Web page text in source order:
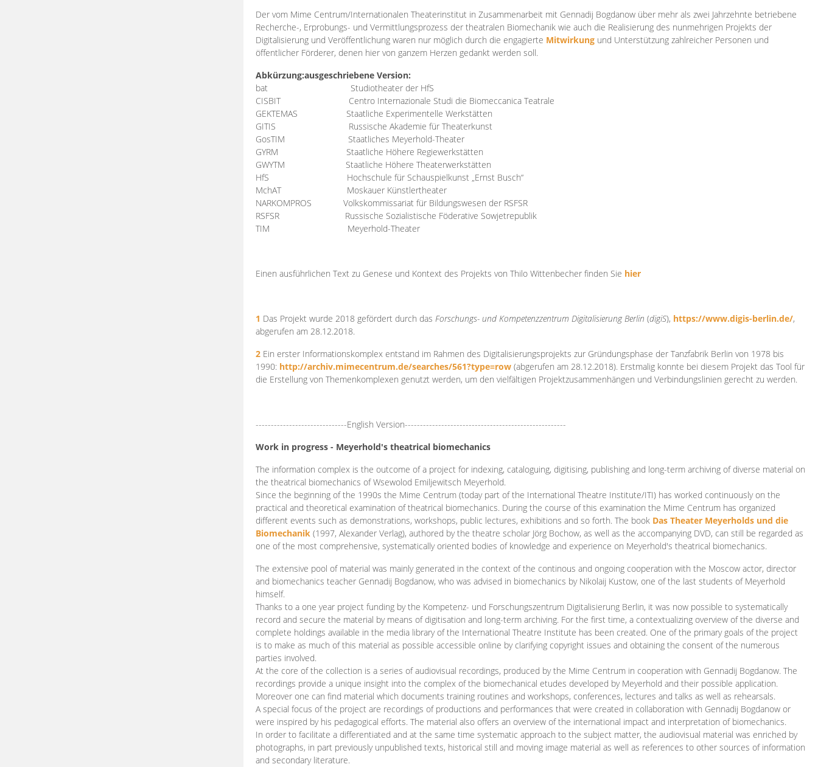
Der vom Mime Centrum/Internationalen Theaterinstitut in Zusammenarbeit mit Gennadij Bogdanow über mehr als zwei Jahrzehnte betriebene
Recherche-, Erprobungs- und Vermittlungsprozess der theatralen Biomechanik wie auch die Realisierung des nunmehrigen Projekts der
Digitalisierung und Veröffentlichung waren nur möglich durch die engagierte Mitwirkung und Unterstützung zahlreicher Personen und
öffentlicher Förderer, denen hier von ganzem Herzen gedankt werden soll.
Abkürzung:ausgeschriebene Version:
bat
Studiotheater der HfS
CISBIT
Centro Internazionale Studi die Biomeccanica Teatrale
GEKTEMAS
Staatliche Experimentelle Werkstätten
GITIS
Russische Akademie für Theaterkunst
GosTIM
Staatliches Meyerhold-Theater
GYRM
Staatliche Höhere Regiewerkstätten
GWYTM
Staatliche Höhere Theaterwerkstätten
HfS
Hochschule für Schauspielkunst „Ernst Busch“
MchAT
Moskauer Künstlertheater
NARKOMPROS
Volkskommissariat für Bildungswesen der RSFSR
RSFSR
Russische Sozialistische Föderative Sowjetrepublik
TIM Meyerhold-Theater
Einen ausführlichen Text zu Genese und Kontext des Projekts von Thilo Wittenbecher finden Sie hier
1 Das Projekt wurde 2018 gefördert durch das Forschungs- und Kompetenzzentrum DigitalisierungBerlin (digiS), https://www.digis-berlin.de/,
abgerufen am 28.12.2018.
2 Ein erster Informationskomplex entstand im Rahmen des Digitalisierungsprojekts zur Gründungsphase der Tanzfabrik Berlin von 1978 bis
1990: http://archiv.mimecentrum.de/searches/561?type=row (abgerufen am 28.12.2018). Erstmalig konnte bei diesem Projekt das Tool für
die Erstellung von Themenkomplexen genutzt werden, um den vielfältigen Projektzusammenhängen und Verbindungslinien gerecht zu werden.
------------------------------English Version-----------------------------------------------------
Work in progress - Meyerhold's theatrical biomechanics
The information complex is the outcome of a project for indexing, cataloguing, digitising, publishing and long-term archiving of diverse material on
the theatrical biomechanics of Wsewolod Emiljewitsch Meyerhold.
Since the beginning of the 1990s the Mime Centrum (today part of the International Theatre Institute/ITI) has worked continuously on the
practical and theoretical examination of theatrical biomechanics. During the course of this examination the Mime Centrum has organized
different events such as demonstrations, workshops, public lectures, exhibitions and so forth. The book Das Theater Meyerholds und die
Biomechanik (1997, Alexander Verlag), authored by the theatre scholar Jörg Bochow, as well as the accompanying DVD, can still be regarded as
one of the most comprehensive, systematically oriented bodies of knowledge and experience on Meyerhold's theatrical biomechanics.
The extensive pool of material was mainly generated in the context of the continous and ongoing cooperation with the Moscow actor, director
and biomechanics teacher Gennadij Bogdanow, who was advised in biomechanics by Nikolaij Kustow, one of the last students of Meyerhold
himself.
Thanks to a one year project funding by the Kompetenz- und Forschungszentrum Digitalisierung Berlin, it was now possible to systematically
record and secure the material by means of digitisation and long-term archiving. For the first time, a contextualizing overview of the diverse and
complete holdings available in the media library of the International Theatre Institute has been created. One of the primary goals of the project
is to make as much of this material as possible accessible online by clarifying copyright issues and obtaining the consent of the numerous
parties involved.
At the core of the collection is a series of audiovisual recordings, produced by the Mime Centrum in cooperation with Gennadij Bogdanow. The
recordings provide a unique insight into the complex of the biomechanical etudes developed by Meyerhold and their possible application.
Moreover one can find material which documents training routines and workshops, conferences, lectures and talks as well as rehearsals.
A special focus of the project are recordings of productions and performances that were created in collaboration with Gennadij Bogdanow or
were inspired by his pedagogical efforts. The material also offers an overview of the international impact and interpretation of biomechanics.
In order to facilitate a differentiated and at the same time systematic approach to the subject matter, the audiovisual material was enriched by
photographs, in part previously unpublished texts, historical still and moving image material as well as references to other sources of information
and secondary literature.